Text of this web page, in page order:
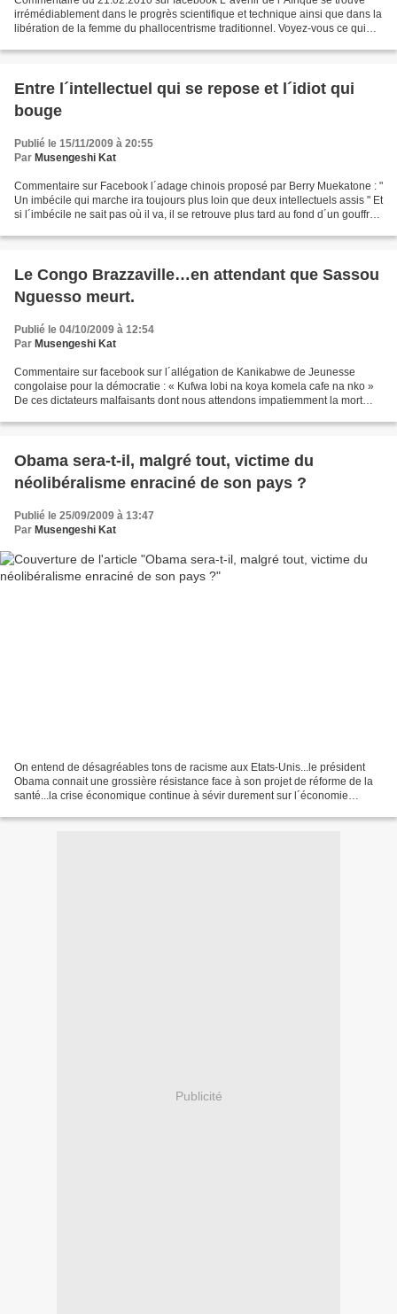
irrémédiablement dans le progrès scientifique et technique ainsi que dans la
libération de la femme du phallocentrisme traditionnel. Voyez-vous ce qui
Entre l´intellectuel qui se repose et l´idiot qui
bouge
Publié le 15/11/2009 à 20:55
Par Musengeshi Kat
Commentaire sur Facebook l´adage chinois proposé par Berry Muekatone : "
Un imbécile qui marche ira toujours plus loin que deux intellectuels assis " Et
si l´imbécile ne sait pas où il va, il se retrouve plus tard au fond d´un gouffre !
Le Congo Brazzaville…en attendant que Sassou
Nguesso meurt.
Publié le 04/10/2009 à 12:54
Par Musengeshi Kat
Commentaire sur facebook sur l´allégation de Kanikabwe de Jeunesse
congolaise pour la démocratie : « Kufwa lobi na koya komela cafe na nko »
De ces dictateurs malfaisants dont nous attendons impatiemment la mort
Obama sera-t-il, malgré tout, victime du
néolibéralisme enraciné de son pays ?
Publié le 25/09/2009 à 13:47
Par Musengeshi Kat
On entend de désagréables tons de racisme aux Etats-Unis...le président
Obama connait une grossière résistance face à son projet de réforme de la
santé...la crise économique continue à sévir durement sur l´économie
Publicité